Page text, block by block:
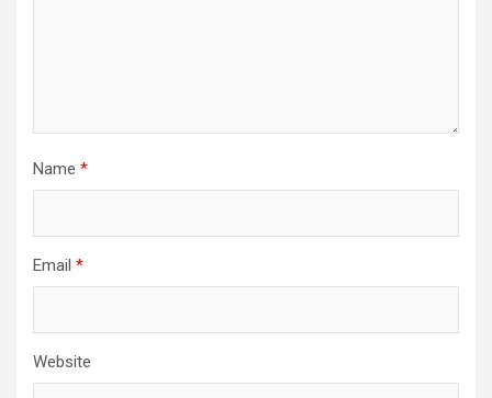
Name *
Email *
Website